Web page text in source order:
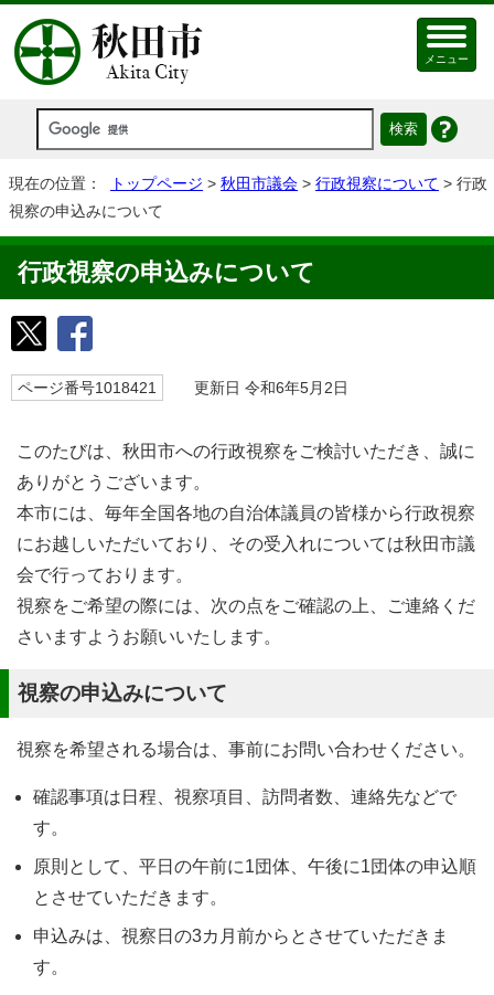
メニュー
現在の位置： トップページ > 秋田市議会 > 行政視察について > 行政
視察の申込みについて
行政視察の申込みについて
ページ番号1018421 更新日 令和6年5月2日
このたびは、秋田市への行政視察をご検討いただき、誠に
ありがとうございます。
本市には、毎年全国各地の自治体議員の皆様から行政視察
にお越しいただいており、その受入れについては秋田市議
会で行っております。
視察をご希望の際には、次の点をご確認の上、ご連絡くだ
さいますようお願いいたします。
視察の申込みについて
視察を希望される場合は、事前にお問い合わせください。
確認事項は日程、視察項目、訪問者数、連絡先などで
す。
原則として、平日の午前に1団体、午後に1団体の申込順
とさせていただきます。
申込みは、視察日の3カ月前からとさせていただきま
す。